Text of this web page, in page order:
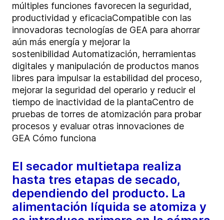
múltiples funciones favorecen la seguridad,
productividad y eficaciaCompatible con las
innovadoras tecnologías de GEA para ahorrar
aún más energía y mejorar la
sostenibilidad Automatización, herramientas
digitales y manipulación de productos manos
libres para impulsar la estabilidad del proceso,
mejorar la seguridad del operario y reducir el
tiempo de inactividad de la plantaCentro de
pruebas de torres de atomización para probar
procesos y evaluar otras innovaciones de
GEA Cómo funciona
El secador multietapa realiza
hasta tres etapas de secado,
dependiendo del producto. La
alimentación líquida se atomiza y